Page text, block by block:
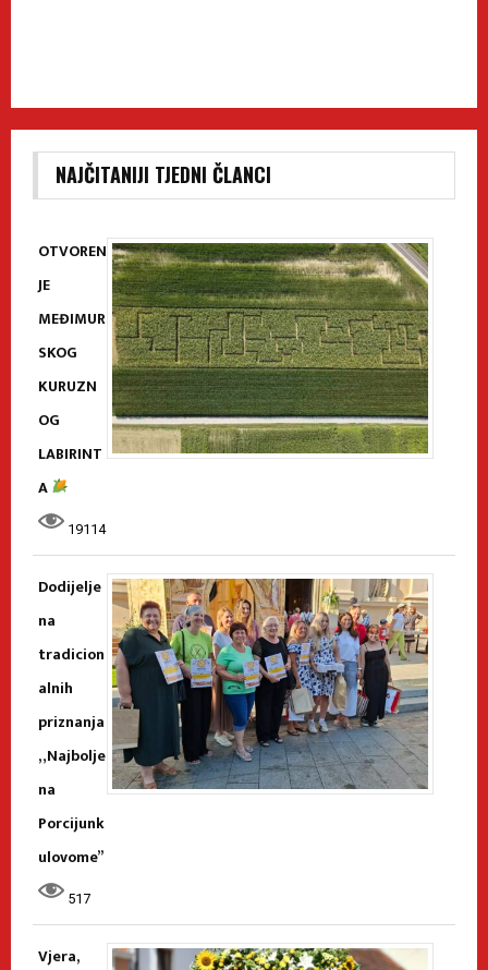
NAJČITANIJI TJEDNI ČLANCI
OTVOREN
JE
MEĐIMUR
SKOG
KURUZN
OG
LABIRINT
A
19114
Dodijelje
na
tradicion
alnih
priznanja
„Najbolje
na
Porcijunk
ulovome”
517
Vjera,